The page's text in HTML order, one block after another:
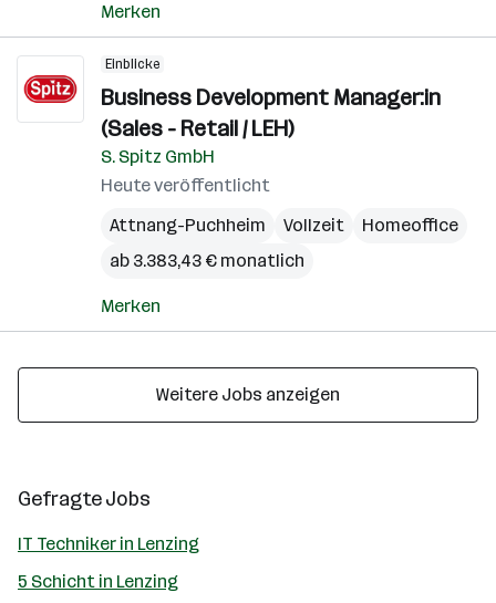
Merken
Einblicke
Business Development Manager:in
(Sales - Retail / LEH)
S. Spitz GmbH
Heute veröffentlicht
Attnang-Puchheim
Vollzeit
Homeoffice
ab 3.383,43 € monatlich
Merken
Weitere Jobs anzeigen
Gefragte Jobs
IT Techniker in Lenzing
5 Schicht in Lenzing